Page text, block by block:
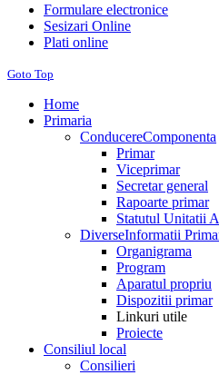
Formulare electronice
Sesizari Online
Plati online
Goto Top
Home
Primaria
ConducereComponenta
Primar
Viceprimar
Secretar general
Rapoarte primar
Statutul Unitatii
DiverseInformatii
Organigrama
Program
Aparatul propriu
Dispozitii primar
Linkuri utile
Proiecte
Consiliul local
Consilieri